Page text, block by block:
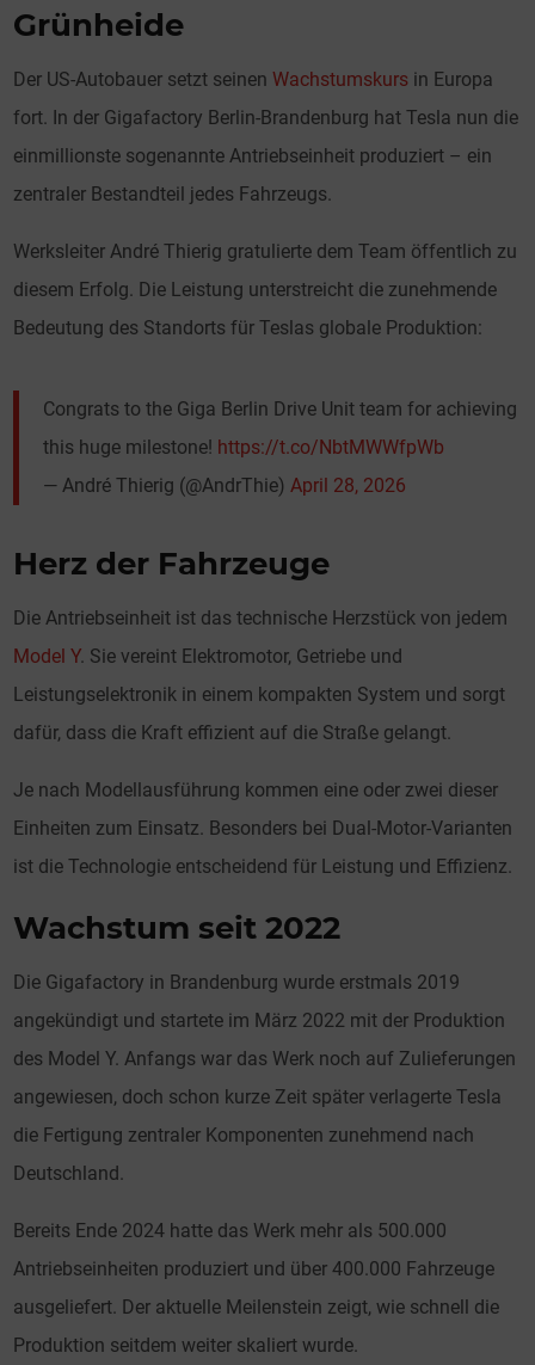
Grünheide
Der US-Autobauer setzt seinenWachstumskurs in Europa
fort. In der Gigafactory Berlin-Brandenburg hat Tesla nun die
einmillionste sogenannte Antriebseinheit produziert – ein
zentraler Bestandteil jedes Fahrzeugs.
Werksleiter André Thierig gratulierte dem Team öffentlich zu
diesem Erfolg. Die Leistung unterstreicht die zunehmende
Bedeutung des Standorts für Teslas globale Produktion:
Congrats to the Giga Berlin Drive Unit team for achieving
this huge milestone! https://t.co/NbtMWWfpWb
— André Thierig (@AndrThie)April 28, 2026
Herz der Fahrzeuge
Die Antriebseinheit ist das technische Herzstück von jedem
Model Y. Sie vereint Elektromotor, Getriebe und
Leistungselektronik in einem kompakten System und sorgt
dafür, dass die Kraft effizient auf die Straße gelangt.
Je nach Modellausführung kommen eine oder zwei dieser
Einheiten zum Einsatz. Besonders bei Dual-Motor-Varianten
ist die Technologie entscheidend für Leistung und Effizienz.
Wachstum seit 2022
Die Gigafactory in Brandenburg wurde erstmals 2019
angekündigt und startete im März 2022 mit der Produktion
des Model Y. Anfangs war das Werk noch auf Zulieferungen
angewiesen, doch schon kurze Zeit später verlagerte Tesla
die Fertigung zentraler Komponenten zunehmend nach
Deutschland.
Bereits Ende 2024 hatte das Werk mehr als 500.000
Antriebseinheiten produziert und über 400.000 Fahrzeuge
ausgeliefert. Der aktuelle Meilenstein zeigt, wie schnell die
Produktion seitdem weiter skaliert wurde.